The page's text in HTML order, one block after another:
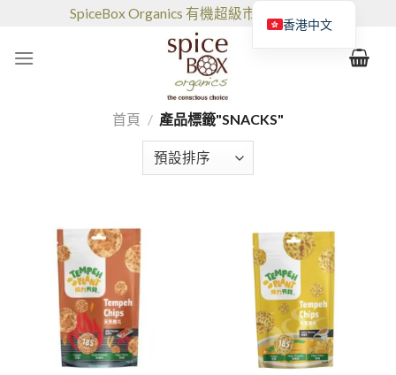
SpiceBox Organics 有機超級市場和咖啡館
首頁 / 產品標籤"SNACKS"
香港中文